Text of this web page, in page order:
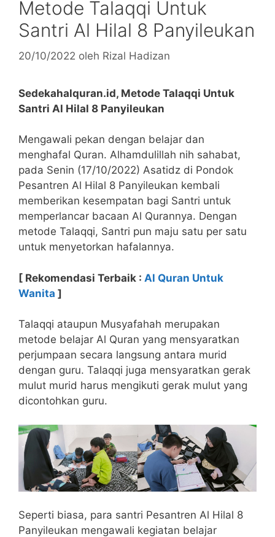
Metode Talaqqi Untuk
Santri Al Hilal 8 Panyileukan
20/10/2022 oleh Rizal Hadizan
Sedekahalquran.id, Metode Talaqqi Untuk
Santri Al Hilal 8 Panyileukan
Mengawali pekan dengan belajar dan
menghafal Quran. Alhamdulillah nih sahabat,
pada Senin (17/10/2022) Asatidz di Pondok
Pesantren Al Hilal 8 Panyileukan kembali
memberikan kesempatan bagi Santri untuk
memperlancar bacaan Al Qurannya. Dengan
metode Talaqqi, Santri pun maju satu per satu
untuk menyetorkan hafalannya.
[ Rekomendasi Terbaik : Al Quran Untuk
Wanita ]
Talaqqi ataupun Musyafahah merupakan
metode belajar Al Quran yang mensyaratkan
perjumpaan secara langsung antara murid
dengan guru. Talaqqi juga mensyaratkan gerak
mulut murid harus mengikuti gerak mulut yang
dicontohkan guru.
Seperti biasa, para santri Pesantren Al Hilal 8
Panyileukan mengawali kegiatan belajar